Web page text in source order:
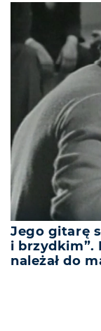
Jego gitarę
i brzydkim”.
należał do